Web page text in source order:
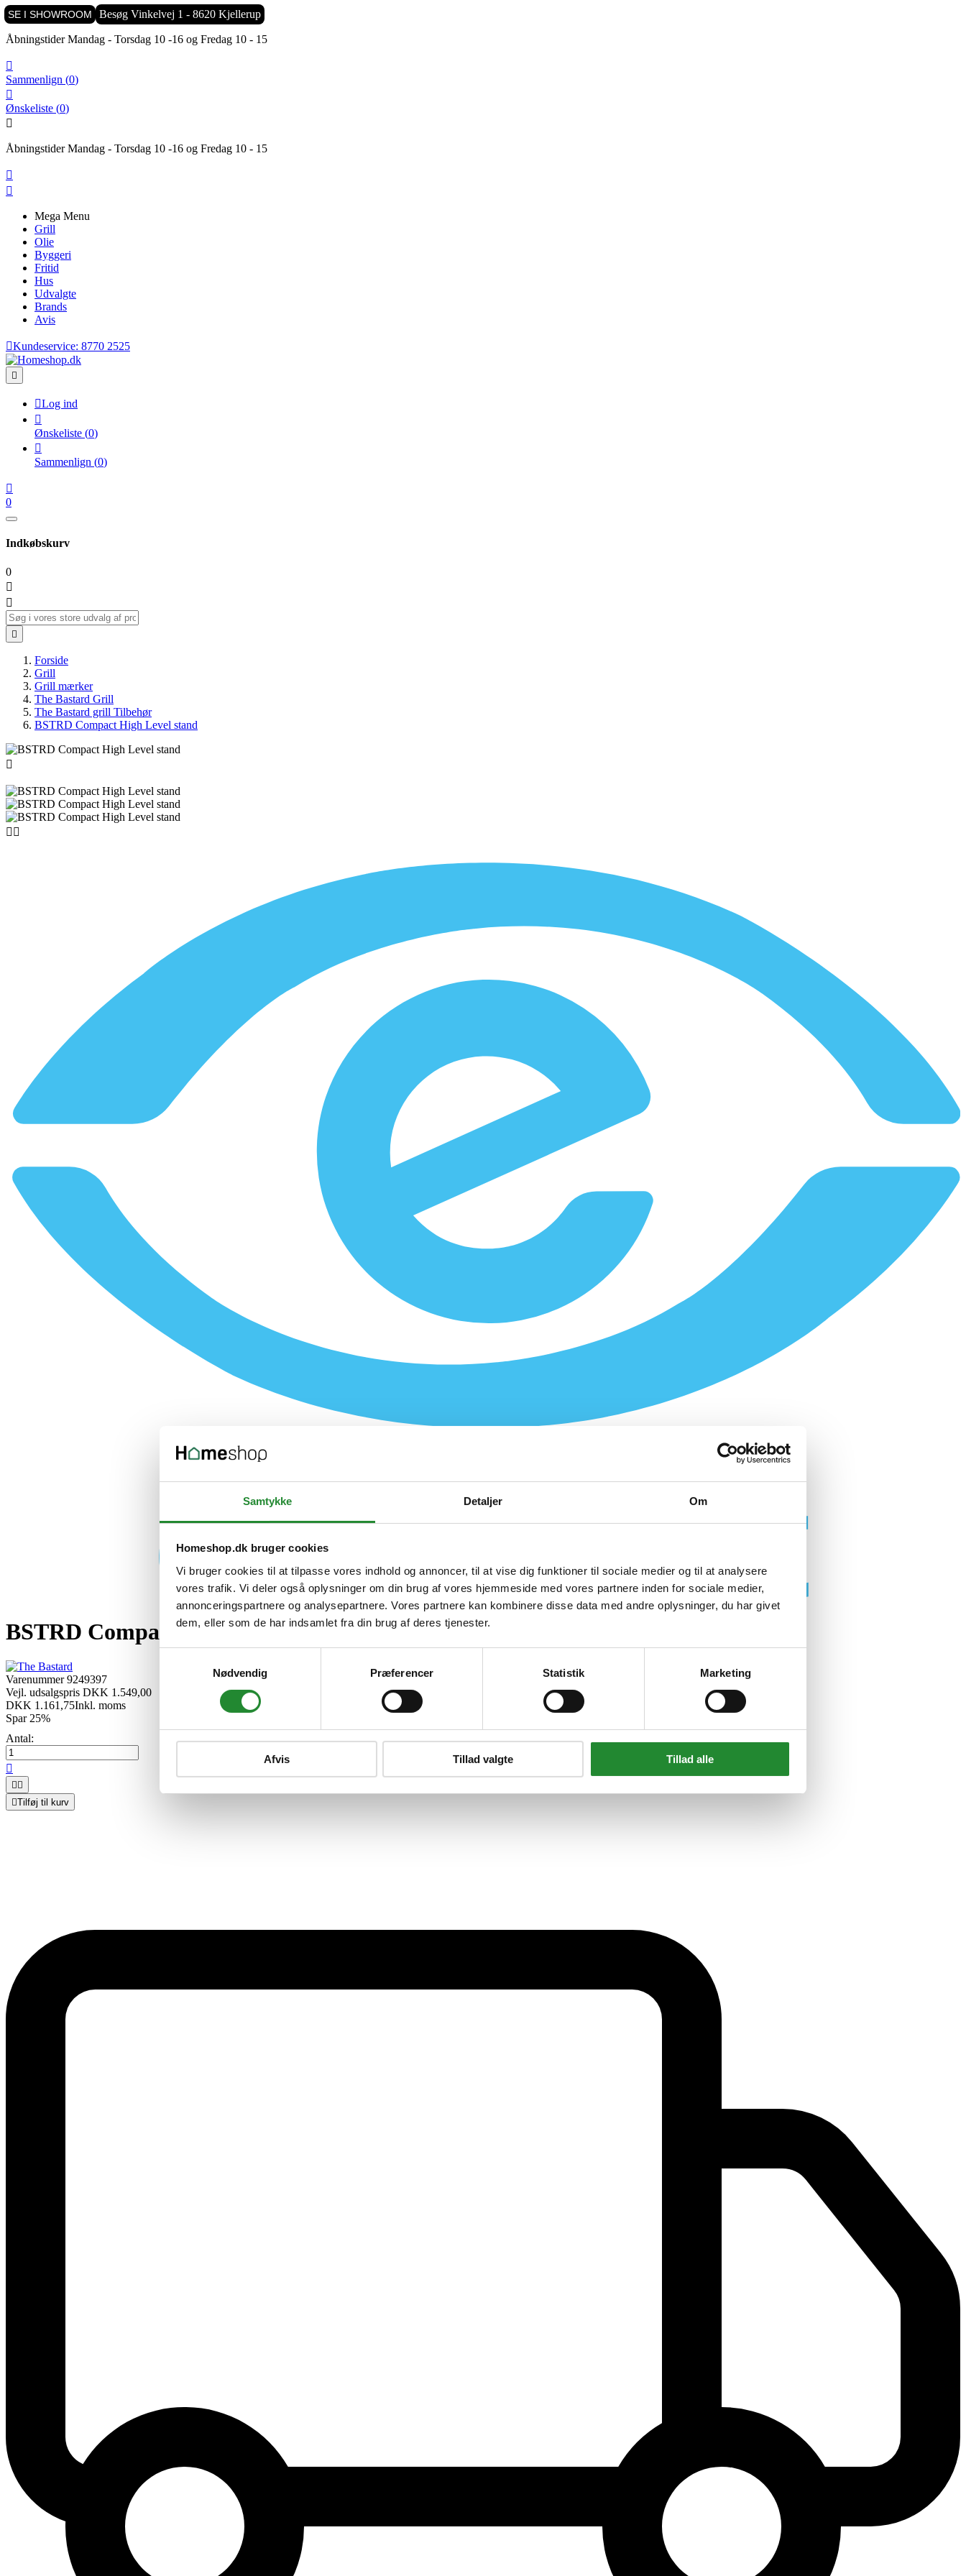
Samtykke Detaljer Om
Homeshop.dk bruger cookies
Vi bruger cookies til at tilpasse vores indhold og annoncer, til at vise dig funktioner til sociale medier og til at analysere
vores trafik. Vi deler også oplysninger om din brug af vores hjemmeside med vores partnere inden for sociale medier,
annonceringspartnere og analysepartnere. Vores partnere kan kombinere disse data med andre oplysninger, du har givet
dem, eller som de har indsamlet fra din brug af deres tjenester.
Nødvendig
Præferencer Statistik Marketing
Afvis Tillad valgte Tillad alle

Åbningstider Mandag - Torsdag 10 -16 og Fredag 10 - 15

Sammenlign (0)

Ønskeliste (0)

Åbningstider Mandag - Torsdag 10 -16 og Fredag 10 - 15


Mega Menu
Grill
Olie
Byggeri
Fritid
Hus
Udvalgte
Brands
Avis
Kundeservice: 8770 2525

Log ind

Ønskeliste (0)

Sammenlign (0)

0
Indkøbskurv
0



Forside
Grill
Grill mærker
The Bastard Grill
The Bastard grill Tilbehør
BSTRD Compact High Level stand
SE I SHOWROOM Besøg Vinkelvej 1 - 8620 Kjellerup

 
BSTRD Compact High Level stand
Varenummer9249397
Vejl. udsalgspris DKK 1.549,00
DKK 1.161,75Inkl. moms
Spar 25%
Antal:

 
Tilføj til kurv